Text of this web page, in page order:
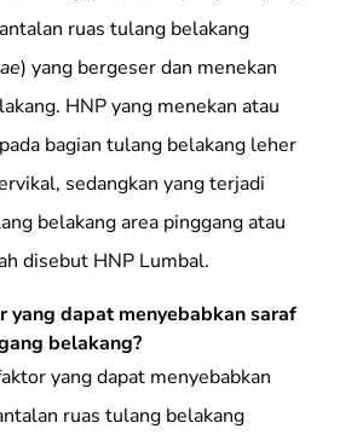
ruas tulang belakang
) yang bergeser dan menekan
HNP yang menekan atau
bagian tulang belakang leher
sedangkan yang terjadi
belakang area pinggang atau
disebut HNP Lumbal.
yang dapat menyebabkan saraf
belakang?
yang dapat menyebabkan
ruas tulang belakang